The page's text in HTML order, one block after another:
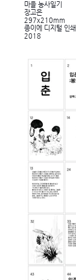
마을 농사일기
장고은
297x210mm
종이에 디지털 인쇄
2018